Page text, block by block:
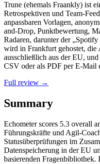
Trune (ehemals Fraankly) ist
Retrospektiven und Team-
anpassbaren Vorlagen,
and-Drop, Punktbewertung,
Radaren, darunter der
wird in Frankfurt gehostet, die
ausschließlich aus der EU,
CSV oder als PDF per E-Mail
Full review →
Summary
Echometerscores 5.3 overall
Führungskräfte und Agil-
Statusüberprüfungen im
Datenspeicherung in der EU
basierenden Fragenbibliothek.